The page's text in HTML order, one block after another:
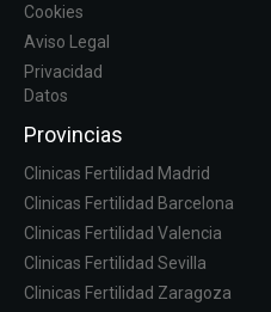
Cookies
Aviso Legal
Privacidad
Datos
Provincias
Clinicas Fertilidad Madrid
Clinicas Fertilidad Barcelona
Clinicas Fertilidad Valencia
Clinicas Fertilidad Sevilla
Clinicas Fertilidad Zaragoza